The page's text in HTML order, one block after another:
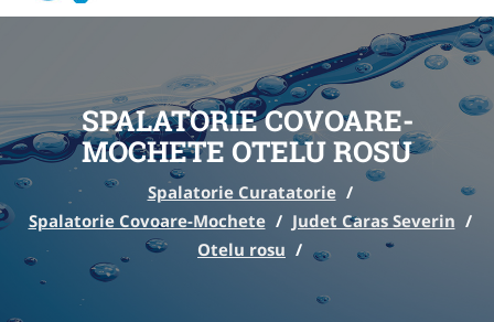
SPALATORIE COVOARE-
MOCHETE OTELU ROSU
Spalatorie Curatatorie /
Spalatorie Covoare-Mochete / Judet Caras Severin /
Otelu rosu /